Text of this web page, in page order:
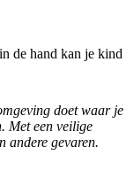
de hand kan je kind
doet waar je
Met een veilige
andere gevaren.